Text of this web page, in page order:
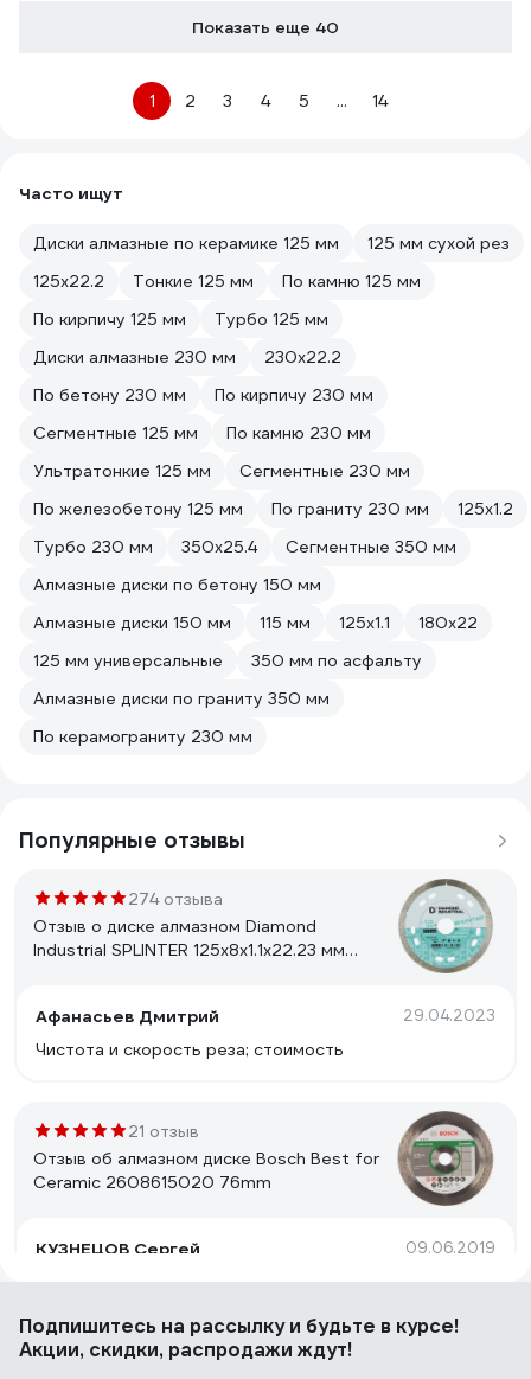
Показать еще 40
1 2 3 4 5 ... 14
Часто ищут
Диски алмазные по керамике 125 мм
125 мм сухой рез
125х22.2
Тонкие 125 мм
По камню 125 мм
По кирпичу 125 мм
Турбо 125 мм
Диски алмазные 230 мм
230х22.2
По бетону 230 мм
По кирпичу 230 мм
Сегментные 125 мм
По камню 230 мм
Ультратонкие 125 мм
Сегментные 230 мм
По железобетону 125 мм
По граниту 230 мм
125х1.2
Турбо 230 мм
350х25.4
Сегментные 350 мм
Алмазные диски по бетону 150 мм
Алмазные диски 150 мм
115 мм 125х1.1
180х22
125 мм универсальные
350 мм по асфальту
Алмазные диски по граниту 350 мм
По керамограниту 230 мм
Популярные отзывы
274 отзыва
Отзыв о диске алмазном Diamond
Industrial SPLINTER 125x8x1.1x22.23 мм
Афанасьев Дмитрий
29.04.2023
Чистота и скорость реза; стоимость
21 отзыв
Отзыв об алмазном диске Bosch Best for
Ceramic 2608615020 76mm
КУЗНЕЦОВ Сергей 09.06.2019
Бренд, цена, качество.
157 отзывов
Подпишитесь на рассылкуи будьте в курсе!
Акции, скидки, распродажи ждут!